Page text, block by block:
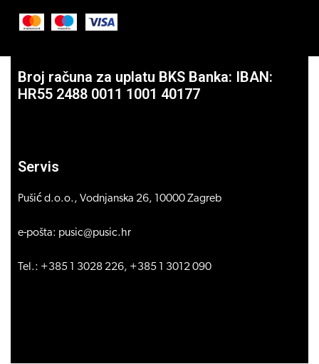
Broj računa za uplatu BKS Banka: IBAN:
HR55 2488 0011 1001 40177
Servis
Pušić d.o.o., Vodnjanska 26, 10000 Zagreb
e-pošta: pusic@pusic.hr
Tel.: +385 1 3028 226, +385 1 3012 090